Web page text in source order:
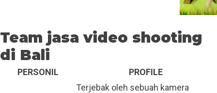
Team jasa video shooting
di Bali
PERSONIL PROFILE
Terjebak oleh sebuah kamera